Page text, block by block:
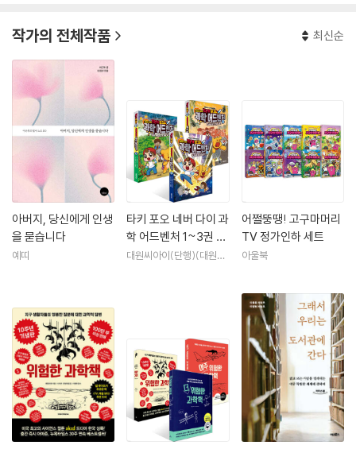
작가의 전체작품 최신순
아버지, 당신에게 인생
을 묻습니다
예띠
타키 포오 네버 다이 과
학 어드벤처 1~3권 세
트
대원씨아이(단행)(대원키
어쩔뚱땡! 고구마머리
TV 정가인하 세트
아울북